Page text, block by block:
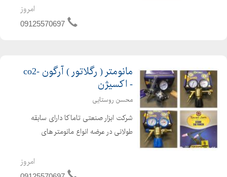
Co2 برندهای گام الکتریک ، صبا الکتریک
، اورین الکتریک و راد الکتریک
امروز
09125570697
مانومتر ( رگلاتور ) آرگون -co2
- اکسیژن
محسن روستایی
شرکت ابزار صنعتی تاماکا دارای سابقه
طولانی در عرضه انواع مانومتر های
نیتروژن ، آمونیاک ، اسیتلن با خروجی
های متغیر برای استفاده در تمام کارهای
امروز